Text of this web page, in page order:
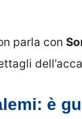
parla con
è